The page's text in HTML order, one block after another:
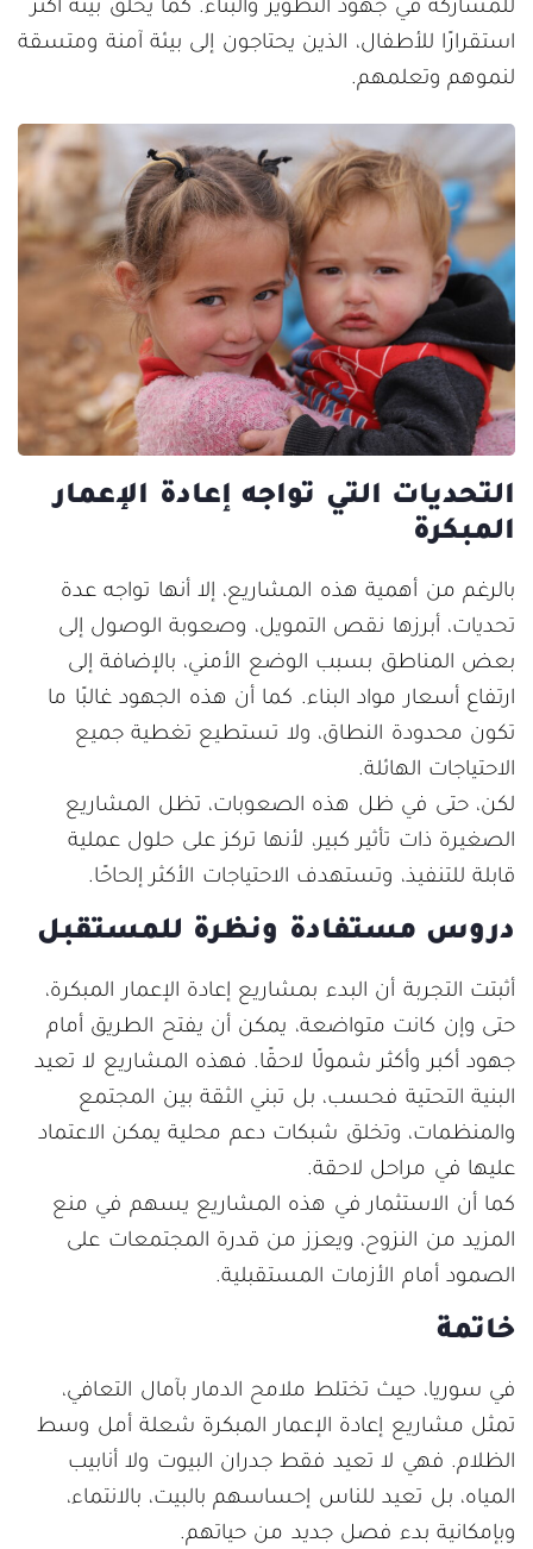
للمشاركة في جهود التطوير والبناء. كما يخلق بيئة أكثر
استقرارًا للأطفال، الذين يحتاجون إلى بيئة آمنة ومتسقة
لنموهم وتعلمهم.
التحديات التي تواجه إعادة الإعمار
المبكرة
بالرغم من أهمية هذه المشاريع، إلا أنها تواجه عدة
تحديات، أبرزها نقص التمويل، وصعوبة الوصول إلى
بعض المناطق بسبب الوضع الأمني، بالإضافة إلى
ارتفاع أسعار مواد البناء. كما أن هذه الجهود غالبًا ما
تكون محدودة النطاق، ولا تستطيع تغطية جميع
الاحتياجات الهائلة.
لكن، حتى في ظل هذه الصعوبات، تظل المشاريع
الصغيرة ذات تأثير كبير، لأنها تركز على حلول عملية
قابلة للتنفيذ، وتستهدف الاحتياجات الأكثر إلحاحًا.
دروس مستفادة ونظرة للمستقبل
أثبتت التجربة أن البدء بمشاريع إعادة الإعمار المبكرة،
حتى وإن كانت متواضعة، يمكن أن يفتح الطريق أمام
جهود أكبر وأكثر شمولًا لاحقًا. فهذه المشاريع لا تعيد
البنية التحتية فحسب، بل تبني الثقة بين المجتمع
والمنظمات، وتخلق شبكات دعم محلية يمكن الاعتماد
عليها في مراحل لاحقة.
كما أن الاستثمار في هذه المشاريع يسهم في منع
المزيد من النزوح، ويعزز من قدرة المجتمعات على
الصمود أمام الأزمات المستقبلية.
خاتمة
في سوريا، حيث تختلط ملامح الدمار بآمال التعافي،
تمثل مشاريع إعادة الإعمار المبكرة شعلة أمل وسط
الظلام. فهي لا تعيد فقط جدران البيوت ولا أنابيب
المياه، بل تعيد للناس إحساسهم بالبيت، بالانتماء،
وبإمكانية بدء فصل جديد من حياتهم.